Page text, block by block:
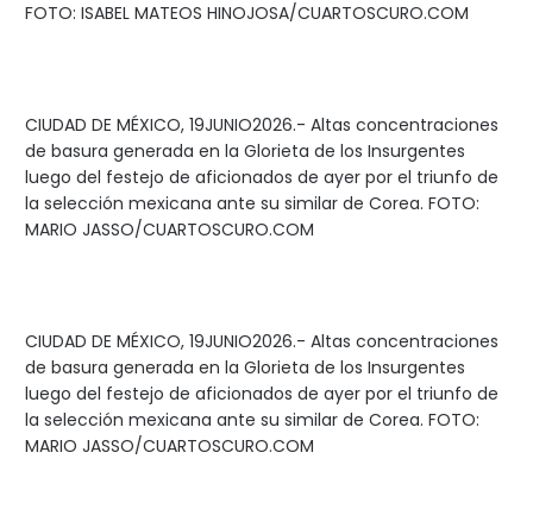
FOTO: ISABEL MATEOS HINOJOSA/CUARTOSCURO.COM
CIUDAD DE MÉXICO, 19JUNIO2026.- Altas concentraciones
de basura generada en la Glorieta de los Insurgentes
luego del festejo de aficionados de ayer por el triunfo de
la selección mexicana ante su similar de Corea. FOTO:
MARIO JASSO/CUARTOSCURO.COM
CIUDAD DE MÉXICO, 19JUNIO2026.- Altas concentraciones
de basura generada en la Glorieta de los Insurgentes
luego del festejo de aficionados de ayer por el triunfo de
la selección mexicana ante su similar de Corea. FOTO:
MARIO JASSO/CUARTOSCURO.COM